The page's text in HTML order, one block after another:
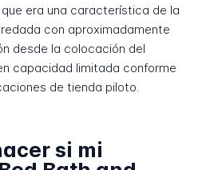
era una característica de la
con aproximadamente
desde la colocación del
capacidad limitada conforme
de tienda piloto.
si mi